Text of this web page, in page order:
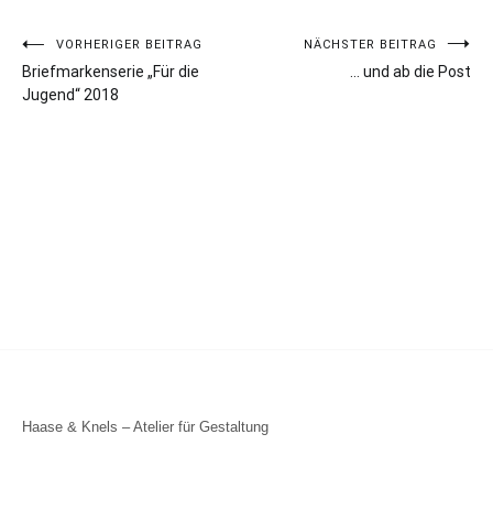
Beitragsnavigation
VORHERIGER BEITRAG
Briefmarkenserie „Für die
Jugend“ 2018
NÄCHSTER BEITRAG
… und ab die Post
Haase & Knels – Atelier für Gestaltung